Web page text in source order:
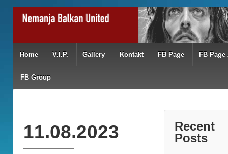
Home V.I.P. Gallery Kontakt FB Page FB Page
FB Group
11.08.2023
Recent
Posts